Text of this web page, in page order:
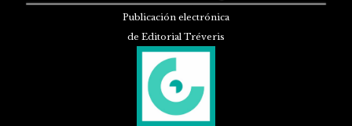
Publicación electrónica
de Editorial Tréveris